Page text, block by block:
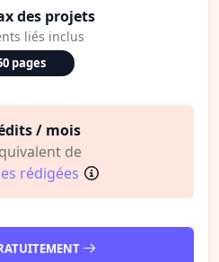
des projets
liés inclus
pages
/ mois
de
rédigées